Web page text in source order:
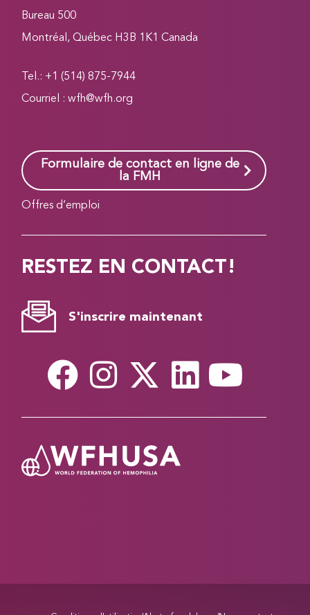
Bureau 500
Montréal, Québec H3B 1K1 Canada
Tel.: +1 (514) 875-7944
Courriel :wfh@wfh.org
Formulaire de contact en ligne de
la FMH
Offres d’emploi
RESTEZ EN CONTACT!
S'inscrire maintenant